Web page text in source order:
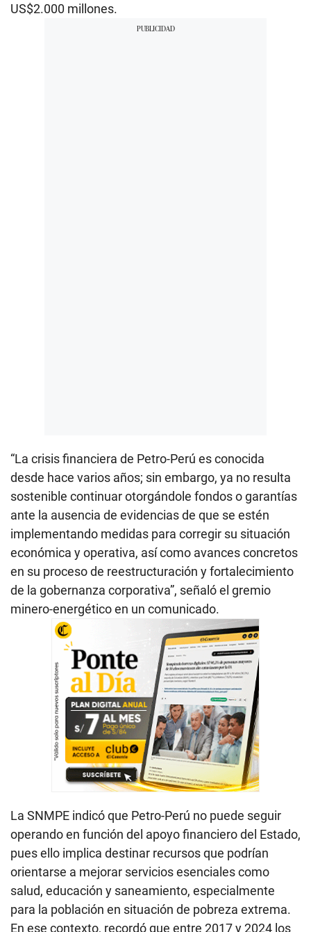
US$2.000 millones.
“La crisis financiera de Petro-Perú es conocida
desde hace varios años; sin embargo, ya no resulta
sostenible continuar otorgándole fondos o garantías
ante la ausencia de evidencias de que se estén
implementando medidas para corregir su situación
económica y operativa, así como avances concretos
en su proceso de reestructuración y fortalecimiento
de la gobernanza corporativa”, señaló el gremio
minero-energético en un comunicado.
La SNMPE indicó que Petro-Perú no puede seguir
operando en función del apoyo financiero del Estado,
pues ello implica destinar recursos que podrían
orientarse a mejorar servicios esenciales como
salud, educación y saneamiento, especialmente
para la población en situación de pobreza extrema.
En ese contexto, recordó que entre 2017 y 2024 los